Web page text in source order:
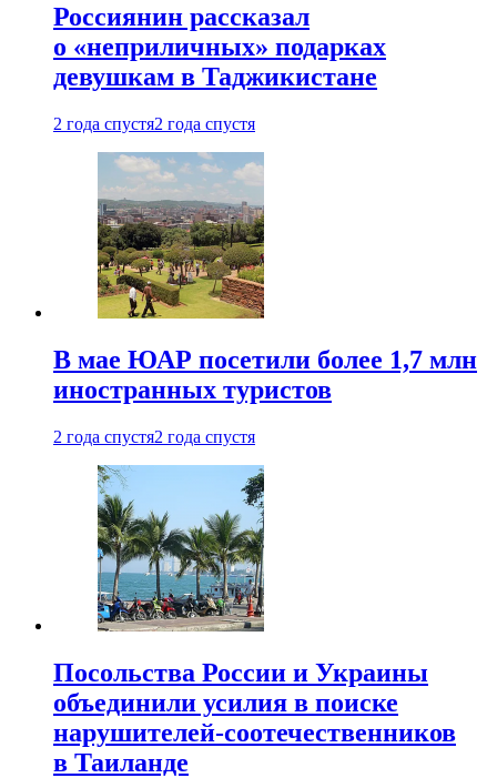
Россиянин рассказал
о «неприличных» подарках
девушкам в Таджикистане
2 года спустя2 года спустя
В мае ЮАР посетили более 1,7 млн
иностранных туристов
2 года спустя2 года спустя
Посольства России и Украины
объединили усилия в поиске
нарушителей-соотечественников
в Таиланде